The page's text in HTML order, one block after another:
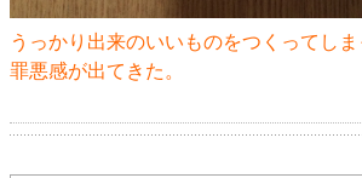
うっかり出来のいいものをつくってし
罪悪感が出てきた。